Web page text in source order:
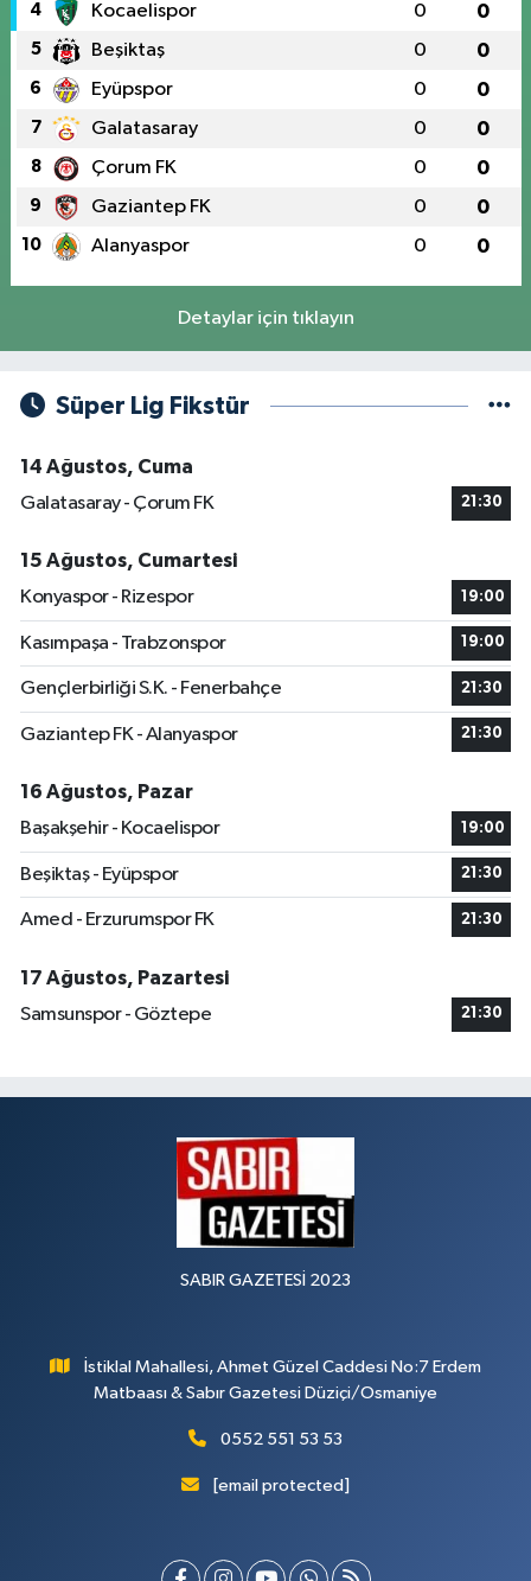
4 Kocaelispor 0 0
5 Beşiktaş 0 0
6 Eyüpspor 0 0
7 Galatasaray 0 0
8 Çorum FK 0 0
9 Gaziantep FK 0 0
10 Alanyaspor 0 0
Detaylar için tıklayın
Süper Lig Fikstür
14 Ağustos, Cuma
Galatasaray - Çorum FK
21:30
15 Ağustos, Cumartesi
Konyaspor - Rizespor
19:00
Kasımpaşa - Trabzonspor 19:00
Gençlerbirliği S.K. - Fenerbahçe 21:30
Gaziantep FK - Alanyaspor 21:30
16 Ağustos, Pazar
Başakşehir - Kocaelispor
19:00
Beşiktaş - Eyüpspor 21:30
Amed - Erzurumspor FK 21:30
17 Ağustos, Pazartesi
Samsunspor - Göztepe
21:30
SABIR GAZETESİ 2023
İstiklal Mahallesi, Ahmet Güzel Caddesi No:7 Erdem
Matbaası & Sabır Gazetesi Düziçi/Osmaniye
0552 551 53 53
[email protected]